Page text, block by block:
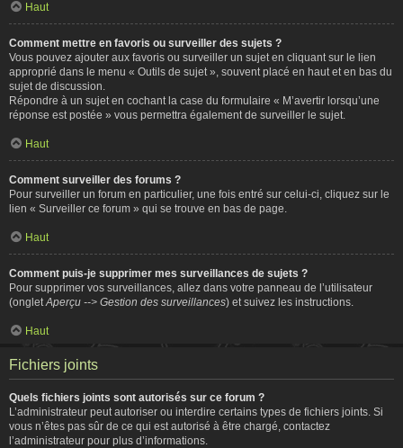
Haut
Comment mettre en favoris ou surveiller des sujets ?
Vous pouvez ajouter aux favoris ou surveiller un sujet en cliquant sur le lien
approprié dans le menu « Outils de sujet », souvent placé en haut et en bas du
sujet de discussion.
Répondre à un sujet en cochant la case du formulaire « M’avertir lorsqu’une
réponse est postée » vous permettra également de surveiller le sujet.
Haut
Comment surveiller des forums ?
Pour surveiller un forum en particulier, une fois entré sur celui-ci, cliquez sur le
lien « Surveiller ce forum » qui se trouve en bas de page.
Haut
Comment puis-je supprimer mes surveillances de sujets ?
Pour supprimer vos surveillances, allez dans votre panneau de l’utilisateur
(onglet Aperçu --> Gestion des surveillances) et suivez les instructions.
Haut
Fichiers joints
Quels fichiers joints sont autorisés sur ce forum ?
L’administrateur peut autoriser ou interdire certains types de fichiers joints. Si
vous n’êtes pas sûr de ce qui est autorisé à être chargé, contactez
l’administrateur pour plus d’informations.